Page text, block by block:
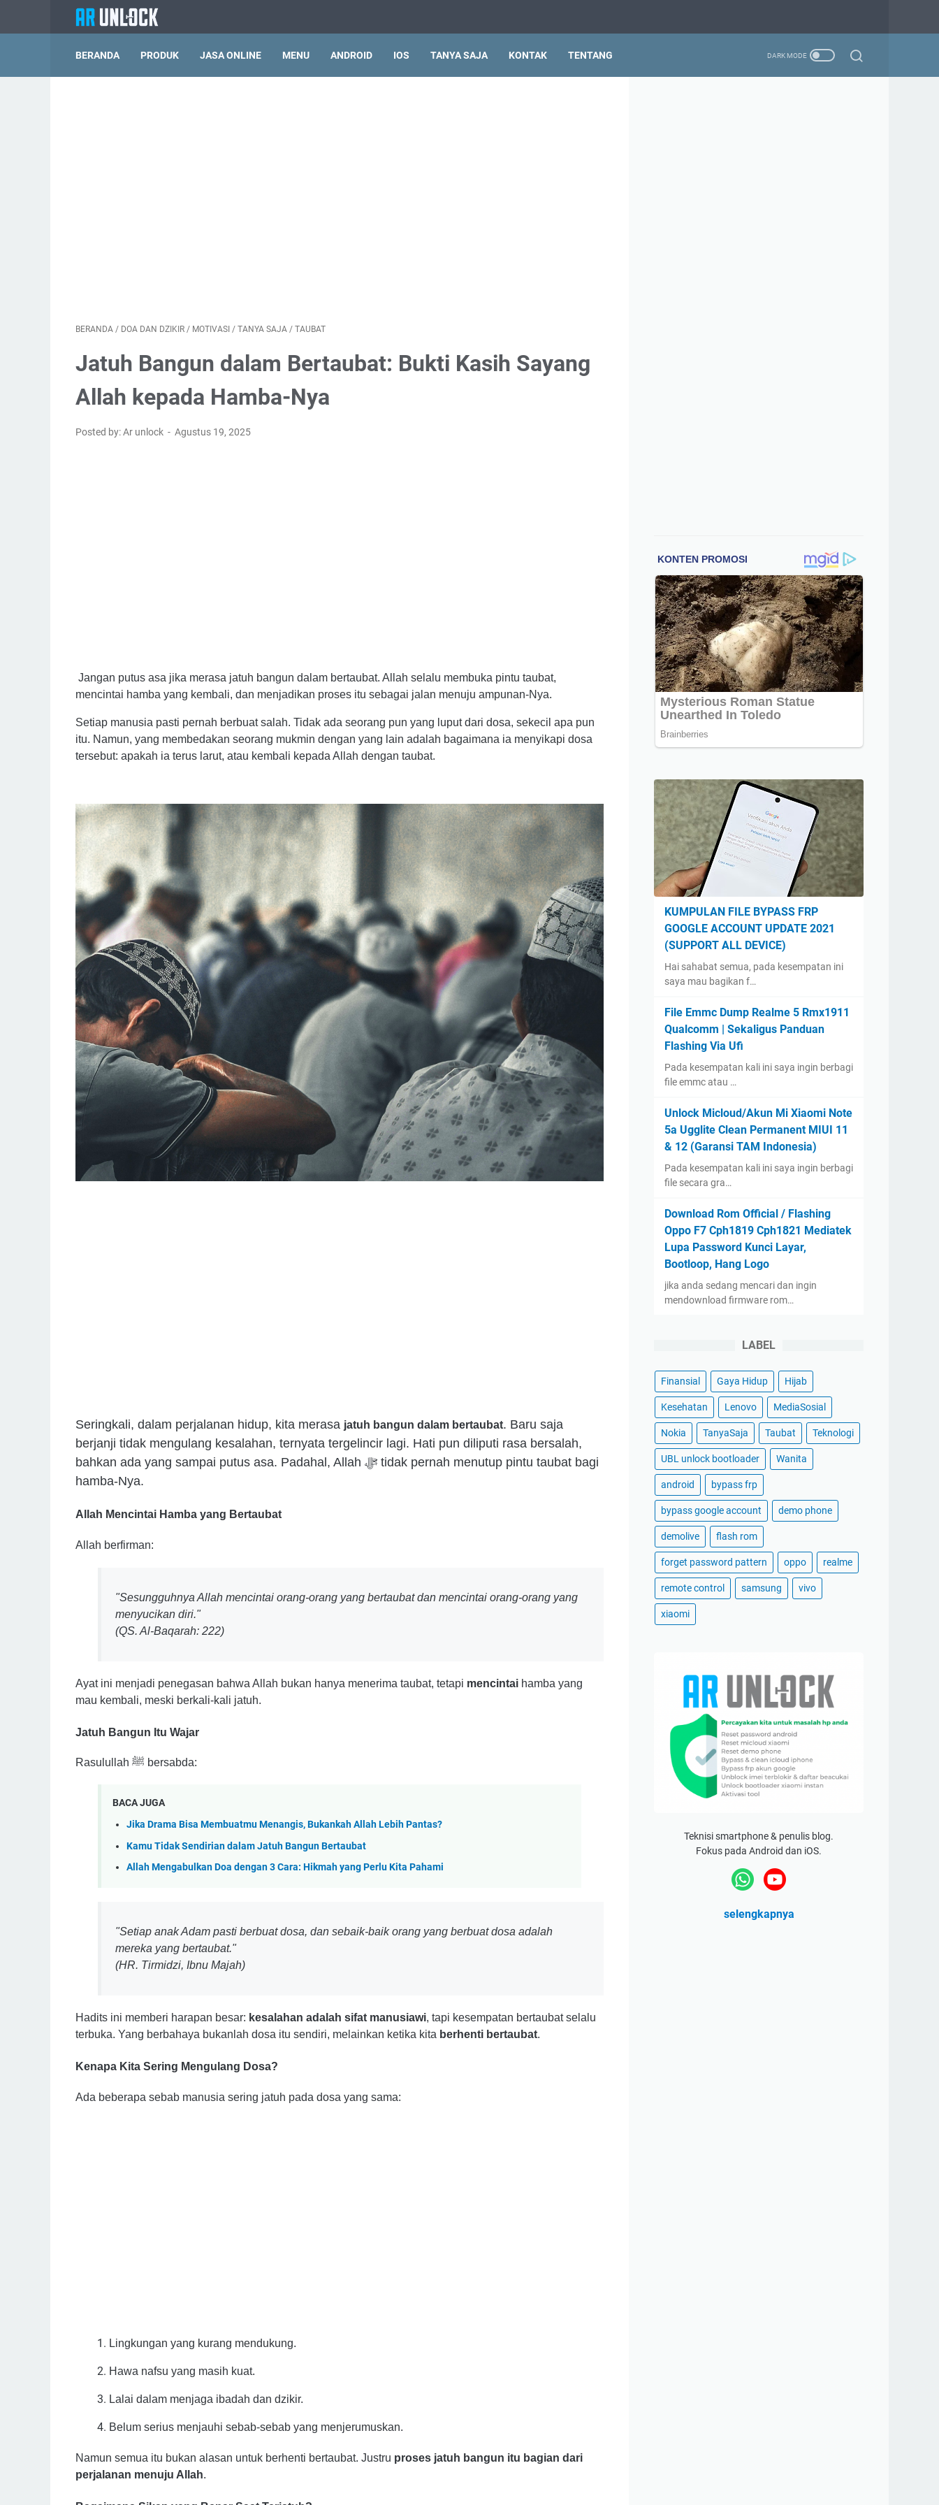
BERANDA PRODUK JASA ONLINE MENU ANDROID IOS TANYA SAJA KONTAK TENTANG
BERANDA / DOA DAN DZIKIR / MOTIVASI / TANYA SAJA / TAUBAT
Jatuh Bangun dalam Bertaubat: Bukti Kasih Sayang
Allah kepada Hamba-Nya
Posted by: Ar unlock Agustus 19, 2025
Jangan putus asa jika merasa jatuh bangun dalam bertaubat. Allah selalu membuka pintu taubat,
mencintai hamba yang kembali, dan menjadikan proses itu sebagai jalan menuju ampunan-Nya.
Setiap manusia pasti pernah berbuat salah. Tidak ada seorang pun yang luput dari dosa, sekecil apa pun
itu. Namun, yang membedakan seorang mukmin dengan yang lain adalah bagaimana ia menyikapi dosa
tersebut: apakah ia terus larut, atau kembali kepada Allah dengan taubat.
Seringkali, dalam perjalanan hidup, kita merasa jatuh bangun dalam bertaubat. Baru saja
berjanji tidak mengulang kesalahan, ternyata tergelincir lagi. Hati pun diliputi rasa bersalah,
bahkan ada yang sampai putus asa. Padahal, Allah ﷻ tidak pernah menutup pintu taubat bagi
hamba-Nya.
Allah Mencintai Hamba yang Bertaubat
Allah berfirman:
"Sesungguhnya Allah mencintai orang-orang yang bertaubat dan mencintai orang-orang yang
menyucikan diri."
(QS. Al-Baqarah: 222)
Ayat ini menjadi penegasan bahwa Allah bukan hanya menerima taubat, tetapi mencintai hamba yang
mau kembali, meski berkali-kali jatuh.
Jatuh Bangun Itu Wajar
Rasulullah ﷺ bersabda:
BACA JUGA
Jika Drama Bisa Membuatmu Menangis, Bukankah Allah Lebih Pantas?
Kamu Tidak Sendirian dalam Jatuh Bangun Bertaubat
Allah Mengabulkan Doa dengan 3 Cara: Hikmah yang Perlu Kita Pahami
"Setiap anak Adam pasti berbuat dosa, dan sebaik-baik orang yang berbuat dosa adalah
mereka yang bertaubat."
(HR. Tirmidzi, Ibnu Majah)
Hadits ini memberi harapan besar: kesalahan adalah sifat manusiawi, tapi kesempatan bertaubat selalu
terbuka. Yang berbahaya bukanlah dosa itu sendiri, melainkan ketika kita berhenti bertaubat.
Kenapa Kita Sering Mengulang Dosa?
Ada beberapa sebab manusia sering jatuh pada dosa yang sama:
Lingkungan yang kurang mendukung.
Hawa nafsu yang masih kuat.
Lalai dalam menjaga ibadah dan dzikir.
Belum serius menjauhi sebab-sebab yang menjerumuskan.
Namun semua itu bukan alasan untuk berhenti bertaubat. Justru proses jatuh bangun itu bagian dari
perjalanan menuju Allah.
KUMPULAN FILE BYPASS FRP
GOOGLE ACCOUNT UPDATE 2021
(SUPPORT ALL DEVICE)
Hai sahabat semua, pada kesempatan ini
saya mau bagikan f…
File Emmc Dump Realme 5 Rmx1911
Qualcomm | Sekaligus Panduan
Flashing Via Ufi
Pada kesempatan kali ini saya ingin berbagi
file emmc atau …
Unlock Micloud/Akun Mi Xiaomi Note
5a Ugglite Clean Permanent MIUI 11
& 12 (Garansi TAM Indonesia)
Pada kesempatan kali ini saya ingin berbagi
file secara gra…
Download Rom Official / Flashing
Oppo F7 Cph1819 Cph1821 Mediatek
Lupa Password Kunci Layar,
Bootloop, Hang Logo
jika anda sedang mencari dan ingin
mendownload firmware rom…
LABEL
Finansial Gaya Hidup Hijab
Kesehatan Lenovo MediaSosial
Nokia TanyaSaja Taubat Teknologi
UBL unlock bootloader Wanita
android bypass frp
bypass google account demo phone
demolive flash rom
forget password pattern oppo realme
remote control samsung vivo
xiaomi
Teknisi smartphone & penulis blog.
Fokus pada Android dan iOS.
selengkapnya